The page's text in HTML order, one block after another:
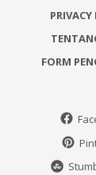
PRIVACY
FORM